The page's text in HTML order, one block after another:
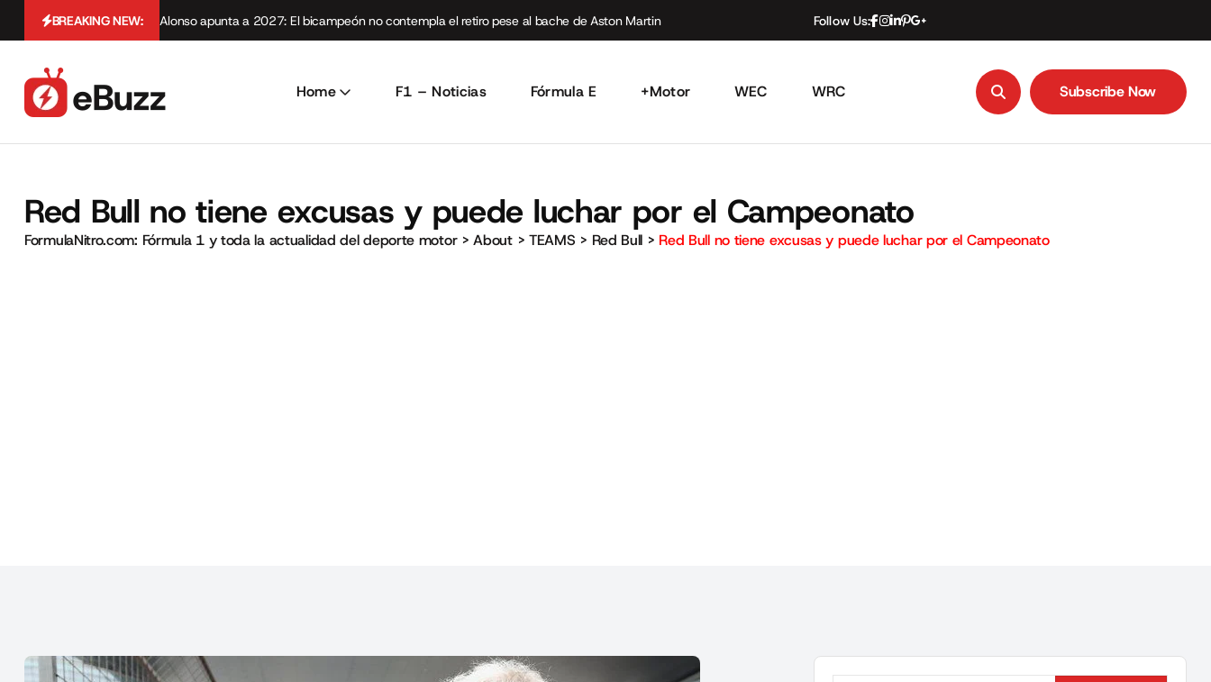
BREAKING NEW: Alonso apunta a 2027: El bicampeón no contempla el retiro pese al bache de Aston Martin Follow Us:
Home F1 – Noticias Fórmula E +Motor WEC WRC Subscribe Now
Red Bull no tiene excusas y puede luchar por el Campeonato
FormulaNitro.com: Fórmula 1 y toda la actualidad del deporte motor>About> TEAMS > Red Bull > Red Bull no tiene excusas y puede luchar por el Campeonato